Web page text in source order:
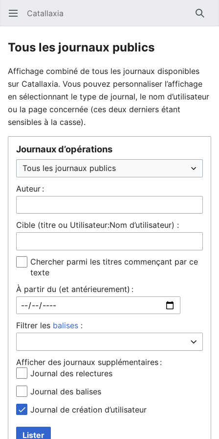
Ouvrir le menu principal Catallaxia
Tous les journaux publics
Affichage combiné de tous les journaux disponibles
sur Catallaxia. Vous pouvez personnaliser l’affichage
en sélectionnant le type de journal, le nom d’utilisateur
ou la page concernée (ces deux derniers étant
sensibles à la casse).
Journaux d’opérations
Auteur :
Cible (titre ou Utilisateur:Nom d’utilisateur) :
Chercher parmi les titres commençant par ce
texte
À partir du (et antérieurement) :
Filtrer les balises :
Afficher des journaux supplémentaires :
Journal des relectures
Journal des balises
Journal de création d’utilisateur
Lister